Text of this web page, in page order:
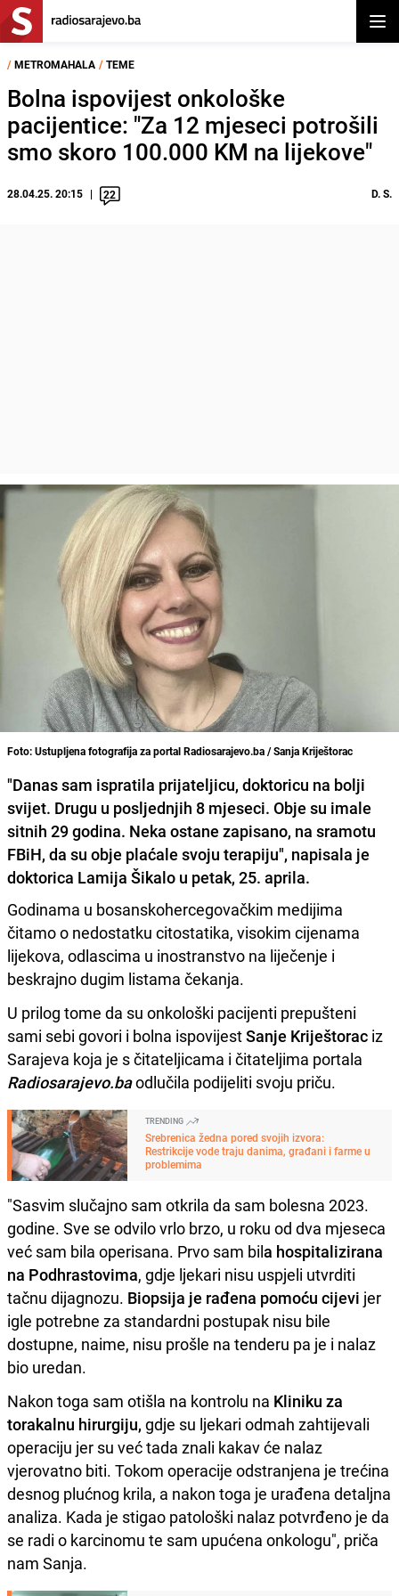
/ METROMAHALA / TEME
Bolna ispovijest onkološke
pacijentice: "Za 12 mjeseci potrošili
smo skoro 100.000 KM na lijekove"
28.04.25. 20:15 22 D. S.
Foto: Ustupljena fotografija za portal Radiosarajevo.ba / Sanja Kriještorac
"Danas sam ispratila prijateljicu, doktoricu na bolji
svijet. Drugu u posljednjih 8 mjeseci. Obje su imale
sitnih 29 godina. Neka ostane zapisano, na sramotu
FBiH, da su obje plaćale svoju terapiju", napisala je
doktorica Lamija Šikalo u petak, 25. aprila.
Godinama u bosanskohercegovačkim medijima
čitamo o nedostatku citostatika, visokim cijenama
lijekova, odlascima u inostranstvo na liječenje i
beskrajno dugim listama čekanja.
U prilog tome da su onkološki pacijenti prepušteni
sami sebi govori i bolna ispovijestSanje Kriještorac iz
Sarajeva koja je s čitateljicama i čitateljima portala
Radiosarajevo.baodlučila podijeliti svoju priču.
TRENDING
Srebrenica žedna pored svojih izvora:
Restrikcije vode traju danima, građani i farme u
problemima
"Sasvim slučajno sam otkrila da sam bolesna 2023.
godine. Sve se odvilo vrlo brzo, u roku od dva mjeseca
već sam bila operisana. Prvo sam bila hospitalizirana
na Podhrastovima, gdje ljekari nisu uspjeli utvrditi
tačnu dijagnozu. Biopsija je rađena pomoću cijevi jer
igle potrebne za standardni postupak nisu bile
dostupne, naime, nisu prošle na tenderu pa je i nalaz
bio uredan.
Nakon toga sam otišla na kontrolu na Kliniku za
torakalnu hirurgiju, gdje su ljekari odmah zahtijevali
operaciju jer su već tada znali kakav će nalaz
vjerovatno biti. Tokom operacije odstranjena je trećina
desnog plućnog krila, a nakon toga je urađena detaljna
analiza. Kada je stigao patološki nalaz potvrđeno je da
se radi o karcinomu te sam upućena onkologu", priča
nam Sanja.